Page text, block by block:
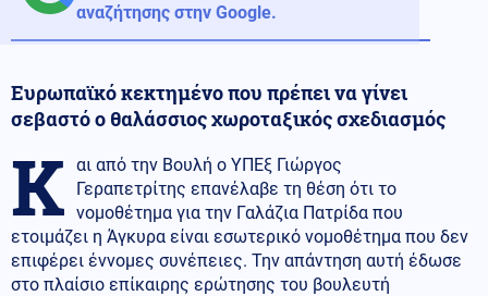
αναζήτησης στην Google.
Ευρωπαϊκό κεκτημένο που πρέπει να γίνει
σεβαστό ο θαλάσσιος χωροταξικός σχεδιασμός
Κ αι από την Βουλή ο ΥΠΕξ Γιώργος
Γεραπετρίτης επανέλαβε τη θέση ότι το
νομοθέτημα για την Γαλάζια Πατρίδα που
ετοιμάζει η Άγκυρα είναι εσωτερικό νομοθέτημα που δεν
επιφέρει έννομες συνέπειες. Την απάντηση αυτή έδωσε
στο πλαίσιο επίκαιρης ερώτησης του βουλευτή